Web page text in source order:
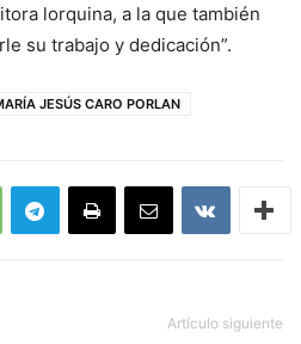
lorquina, a la que también
su trabajo y dedicación”.
JESÚS CARO PORLAN
Artículo siguiente